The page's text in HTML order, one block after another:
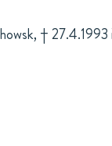
† 27.4.1993